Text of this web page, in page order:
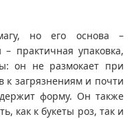
но его основа –
практичная упаковка,
он не размокает при
к загрязнениям и почти
форму. Он также
как к букеты роз, так и